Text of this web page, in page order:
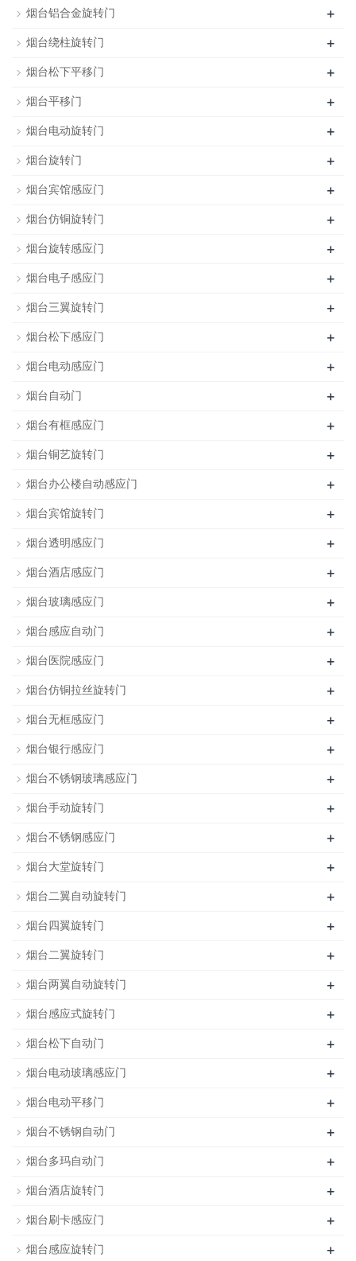
烟台铝合金旋转门 +
烟台绕柱旋转门 +
烟台松下平移门 +
烟台平移门 +
烟台电动旋转门 +
烟台旋转门 +
烟台宾馆感应门 +
烟台仿铜旋转门 +
烟台旋转感应门 +
烟台电子感应门 +
烟台三翼旋转门 +
烟台松下感应门 +
烟台电动感应门 +
烟台自动门 +
烟台有框感应门 +
烟台铜艺旋转门 +
烟台办公楼自动感应门 +
烟台宾馆旋转门 +
烟台透明感应门 +
烟台酒店感应门 +
烟台玻璃感应门 +
烟台感应自动门 +
烟台医院感应门 +
烟台仿铜拉丝旋转门 +
烟台无框感应门 +
烟台银行感应门 +
烟台不锈钢玻璃感应门 +
烟台手动旋转门 +
烟台不锈钢感应门 +
烟台大堂旋转门 +
烟台二翼自动旋转门 +
烟台四翼旋转门 +
烟台二翼旋转门 +
烟台两翼自动旋转门 +
烟台感应式旋转门 +
烟台松下自动门 +
烟台电动玻璃感应门 +
烟台电动平移门 +
烟台不锈钢自动门 +
烟台多玛自动门 +
烟台酒店旋转门 +
烟台刷卡感应门 +
烟台感应旋转门 +